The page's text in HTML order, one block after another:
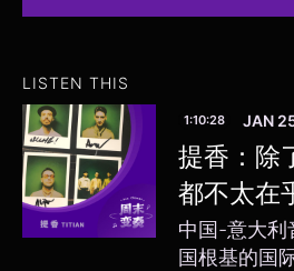
LISTEN THIS
1:10:28 JAN
提香：除
都不太在
中国-意大利
国根基的国